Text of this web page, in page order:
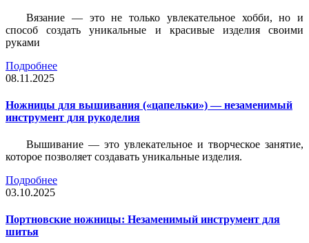
Вязание — это не только увлекательное хобби, но и
способ создать уникальные и красивые изделия своими
руками
Подробнее
08.11.2025
Ножницы для вышивания («цапельки») — незаменимый
инструмент для рукоделия
Вышивание — это увлекательное и творческое занятие,
которое позволяет создавать уникальные изделия.
Подробнее
03.10.2025
Портновские ножницы: Незаменимый инструмент для
шитья